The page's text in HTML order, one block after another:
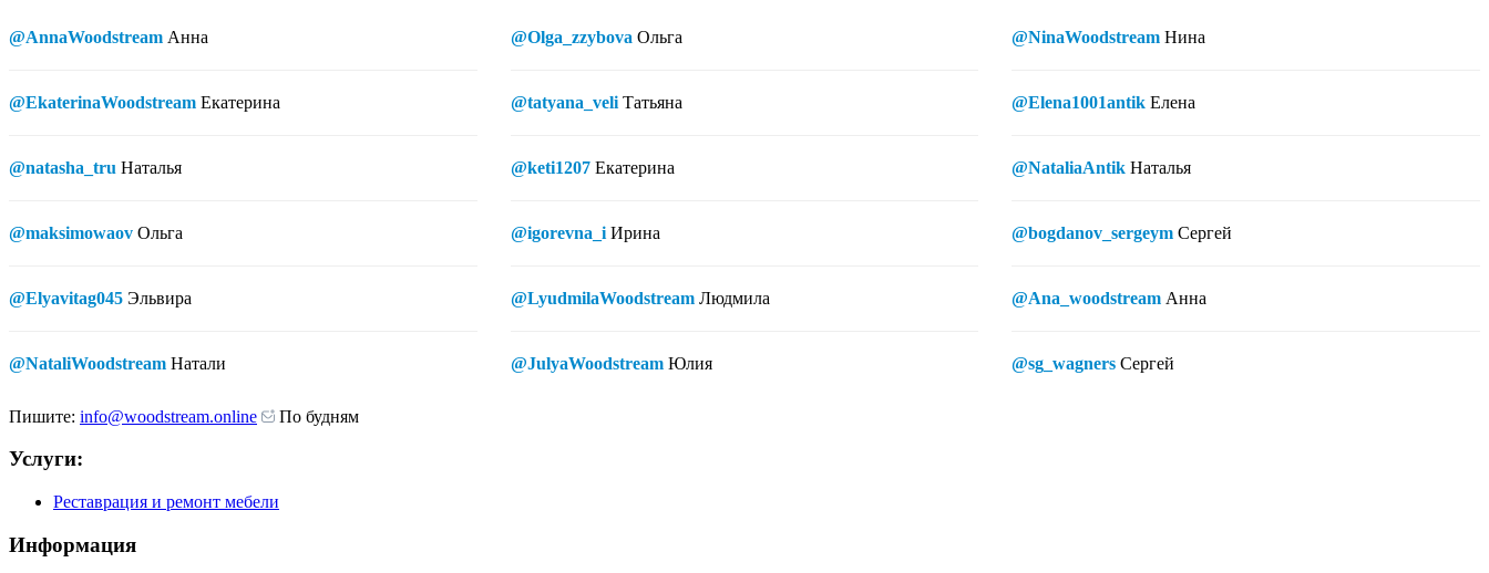
@AnnaWoodstream Анна
@EkaterinaWoodstream Екатерина
@natasha_tru Наталья
@maksimowaov Ольга
@Elyavitag045 Эльвира
@NataliWoodstream Натали
@Olga_zzybova Ольга
@tatyana_veli Татьяна
@keti1207 Екатерина
@igorevna_i Ирина
@LyudmilaWoodstream Людмила
@JulyaWoodstream Юлия
@NinaWoodstream Нина
@Elena1001antik Елена
@NataliaAntik Наталья
@bogdanov_sergeym Сергей
@Ana_woodstream Анна
@sg_wagners Сергей
Пишите: info@woodstream.online По будням
Услуги:
Реставрация и ремонт мебели
Информация